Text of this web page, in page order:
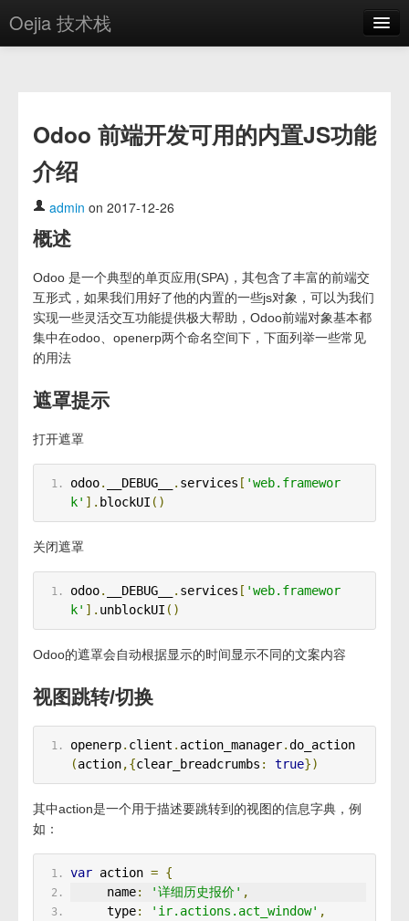
Oejia 技术栈
方案
OE学院
分享
关于
编辑器
登录
Odoo 前端开发可用的内置JS功能
介绍
admin on 2017-12-26
概述
Odoo 是一个典型的单页应用(SPA)，其包含了丰富的前端交
互形式，如果我们用好了他的内置的一些js对象，可以为我们
实现一些灵活交互功能提供极大帮助，Odoo前端对象基本都
集中在odoo、openerp两个命名空间下，下面列举一些常见
的用法
遮罩提示
打开遮罩
odoo. __DEBUG__ . services [ 'web.framewor
k' ]. blockUI ()
关闭遮罩
odoo. __DEBUG__ . services [ 'web.framewor
k' ]. unblockUI ()
Odoo的遮罩会自动根据显示的时间显示不同的文案内容
视图跳转/切换
openerp. client . action_manager.do_action
(action,{clear_breadcrumbs : true})
其中action是一个用于描述要跳转到的视图的信息字典，例
如：
var action = {
     name
: '详细历史报价' ,
     type
: 'ir.actions.act_window' ,